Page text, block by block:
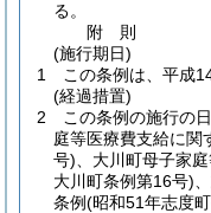
る。
附 則
(施行期日)
1
この条例は、平成
(経過措置)
2
この条例の施行の
庭等医療費支給に関
号) 、大川町母子家
大川町条例第16号)
条例(昭和51年志度